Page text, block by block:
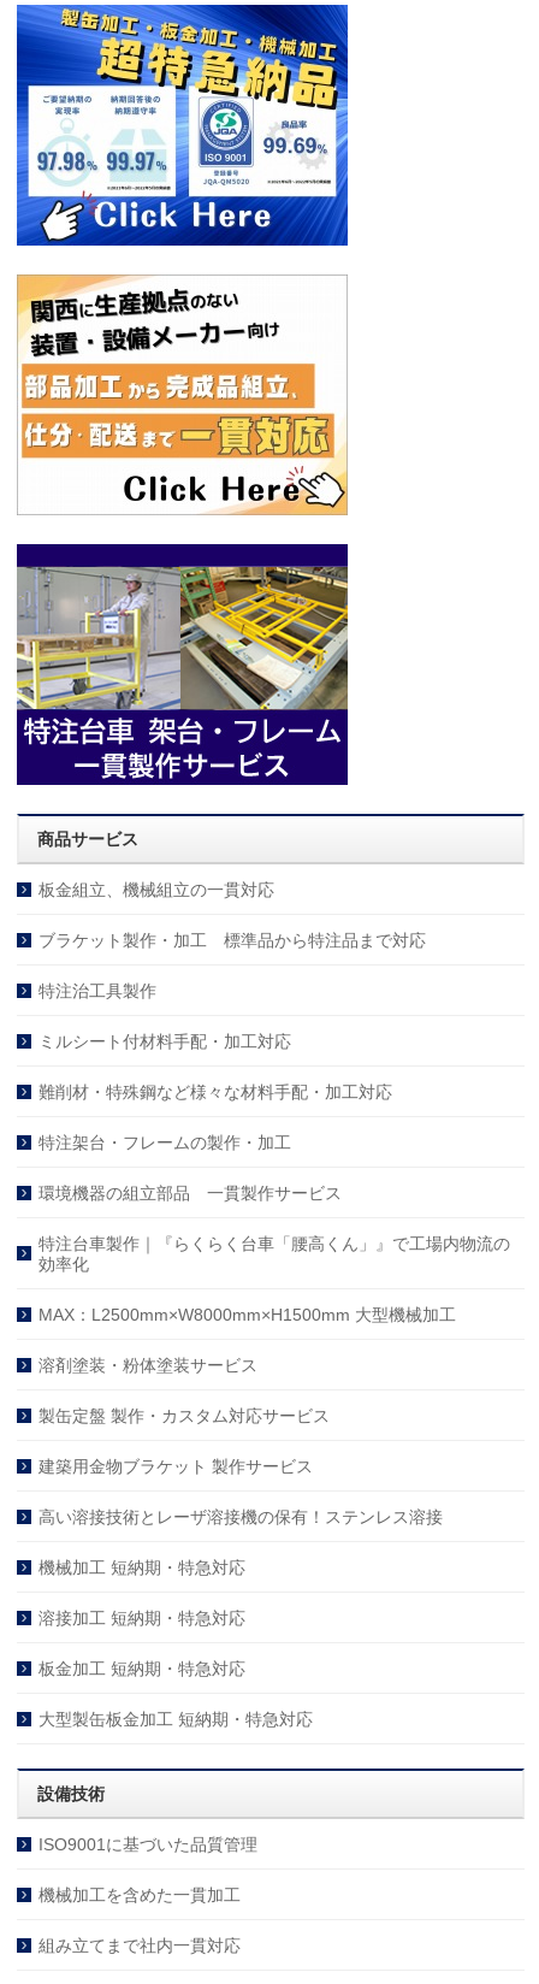
商品サービス
板金組立、機械組立の一貫対応
ブラケット製作・加工 標準品から特注品まで対応
特注治工具製作
ミルシート付材料手配・加工対応
難削材・特殊鋼など様々な材料手配・加工対応
特注架台・フレームの製作・加工
環境機器の組立部品 一貫製作サービス
特注台車製作｜『らくらく台車「腰高くん」』で工場内物流の
効率化
MAX：L2500mm×W8000mm×H1500mm 大型機械加工
溶剤塗装・粉体塗装サービス
製缶定盤 製作・カスタム対応サービス
建築用金物ブラケット 製作サービス
高い溶接技術とレーザ溶接機の保有！ステンレス溶接
機械加工 短納期・特急対応
溶接加工 短納期・特急対応
板金加工 短納期・特急対応
大型製缶板金加工 短納期・特急対応
設備技術
ISO9001に基づいた品質管理
機械加工を含めた一貫加工
組み立てまで社内一貫対応